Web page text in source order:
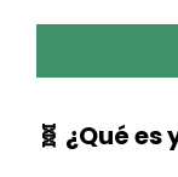
🧬 ¿Qué es